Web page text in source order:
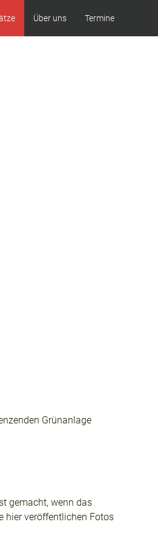
Über uns Termine
Grünanlage
gemacht, wenn das
hier veröffentlichen Fotos